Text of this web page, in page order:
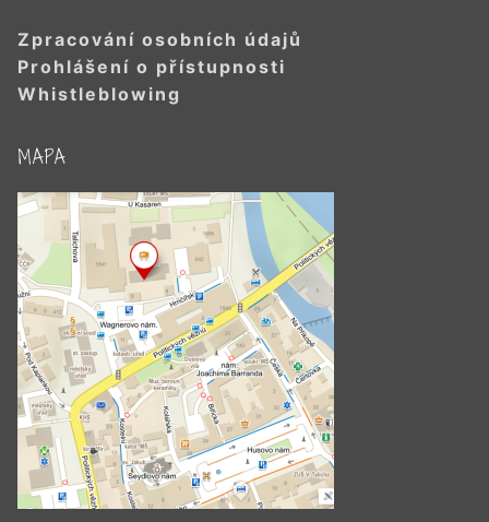
Zpracování osobních údajů
Prohlášení o přístupnosti
Whistleblowing
MAPA